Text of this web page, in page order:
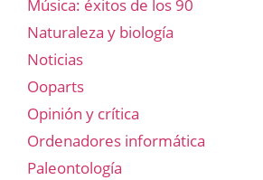
Música: éxitos de los 90
Naturaleza y biología
Noticias
Ooparts
Opinión y crítica
Ordenadores informática
Paleontología